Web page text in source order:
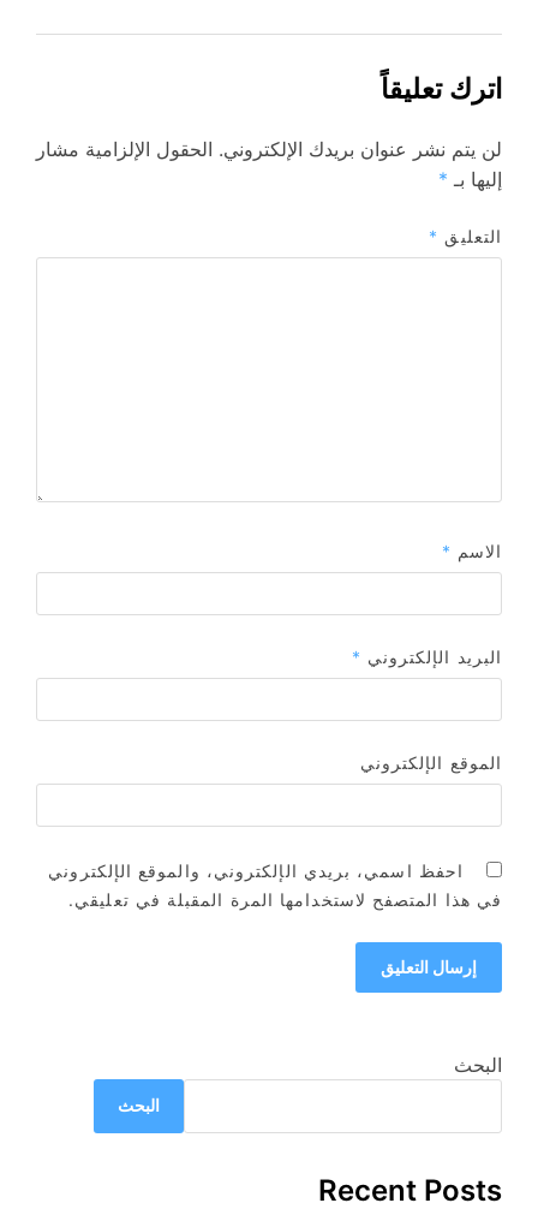
اترك تعليقاً
لن يتم نشر عنوان بريدك الإلكتروني. الحقول الإلزامية مشار
إليها بـ *
التعليق *
الاسم *
البريد الإلكتروني *
الموقع الإلكتروني
احفظ اسمي، بريدي الإلكتروني، والموقع الإلكتروني
في هذا المتصفح لاستخدامها المرة المقبلة في تعليقي.
البحث
البحث
Recent Posts